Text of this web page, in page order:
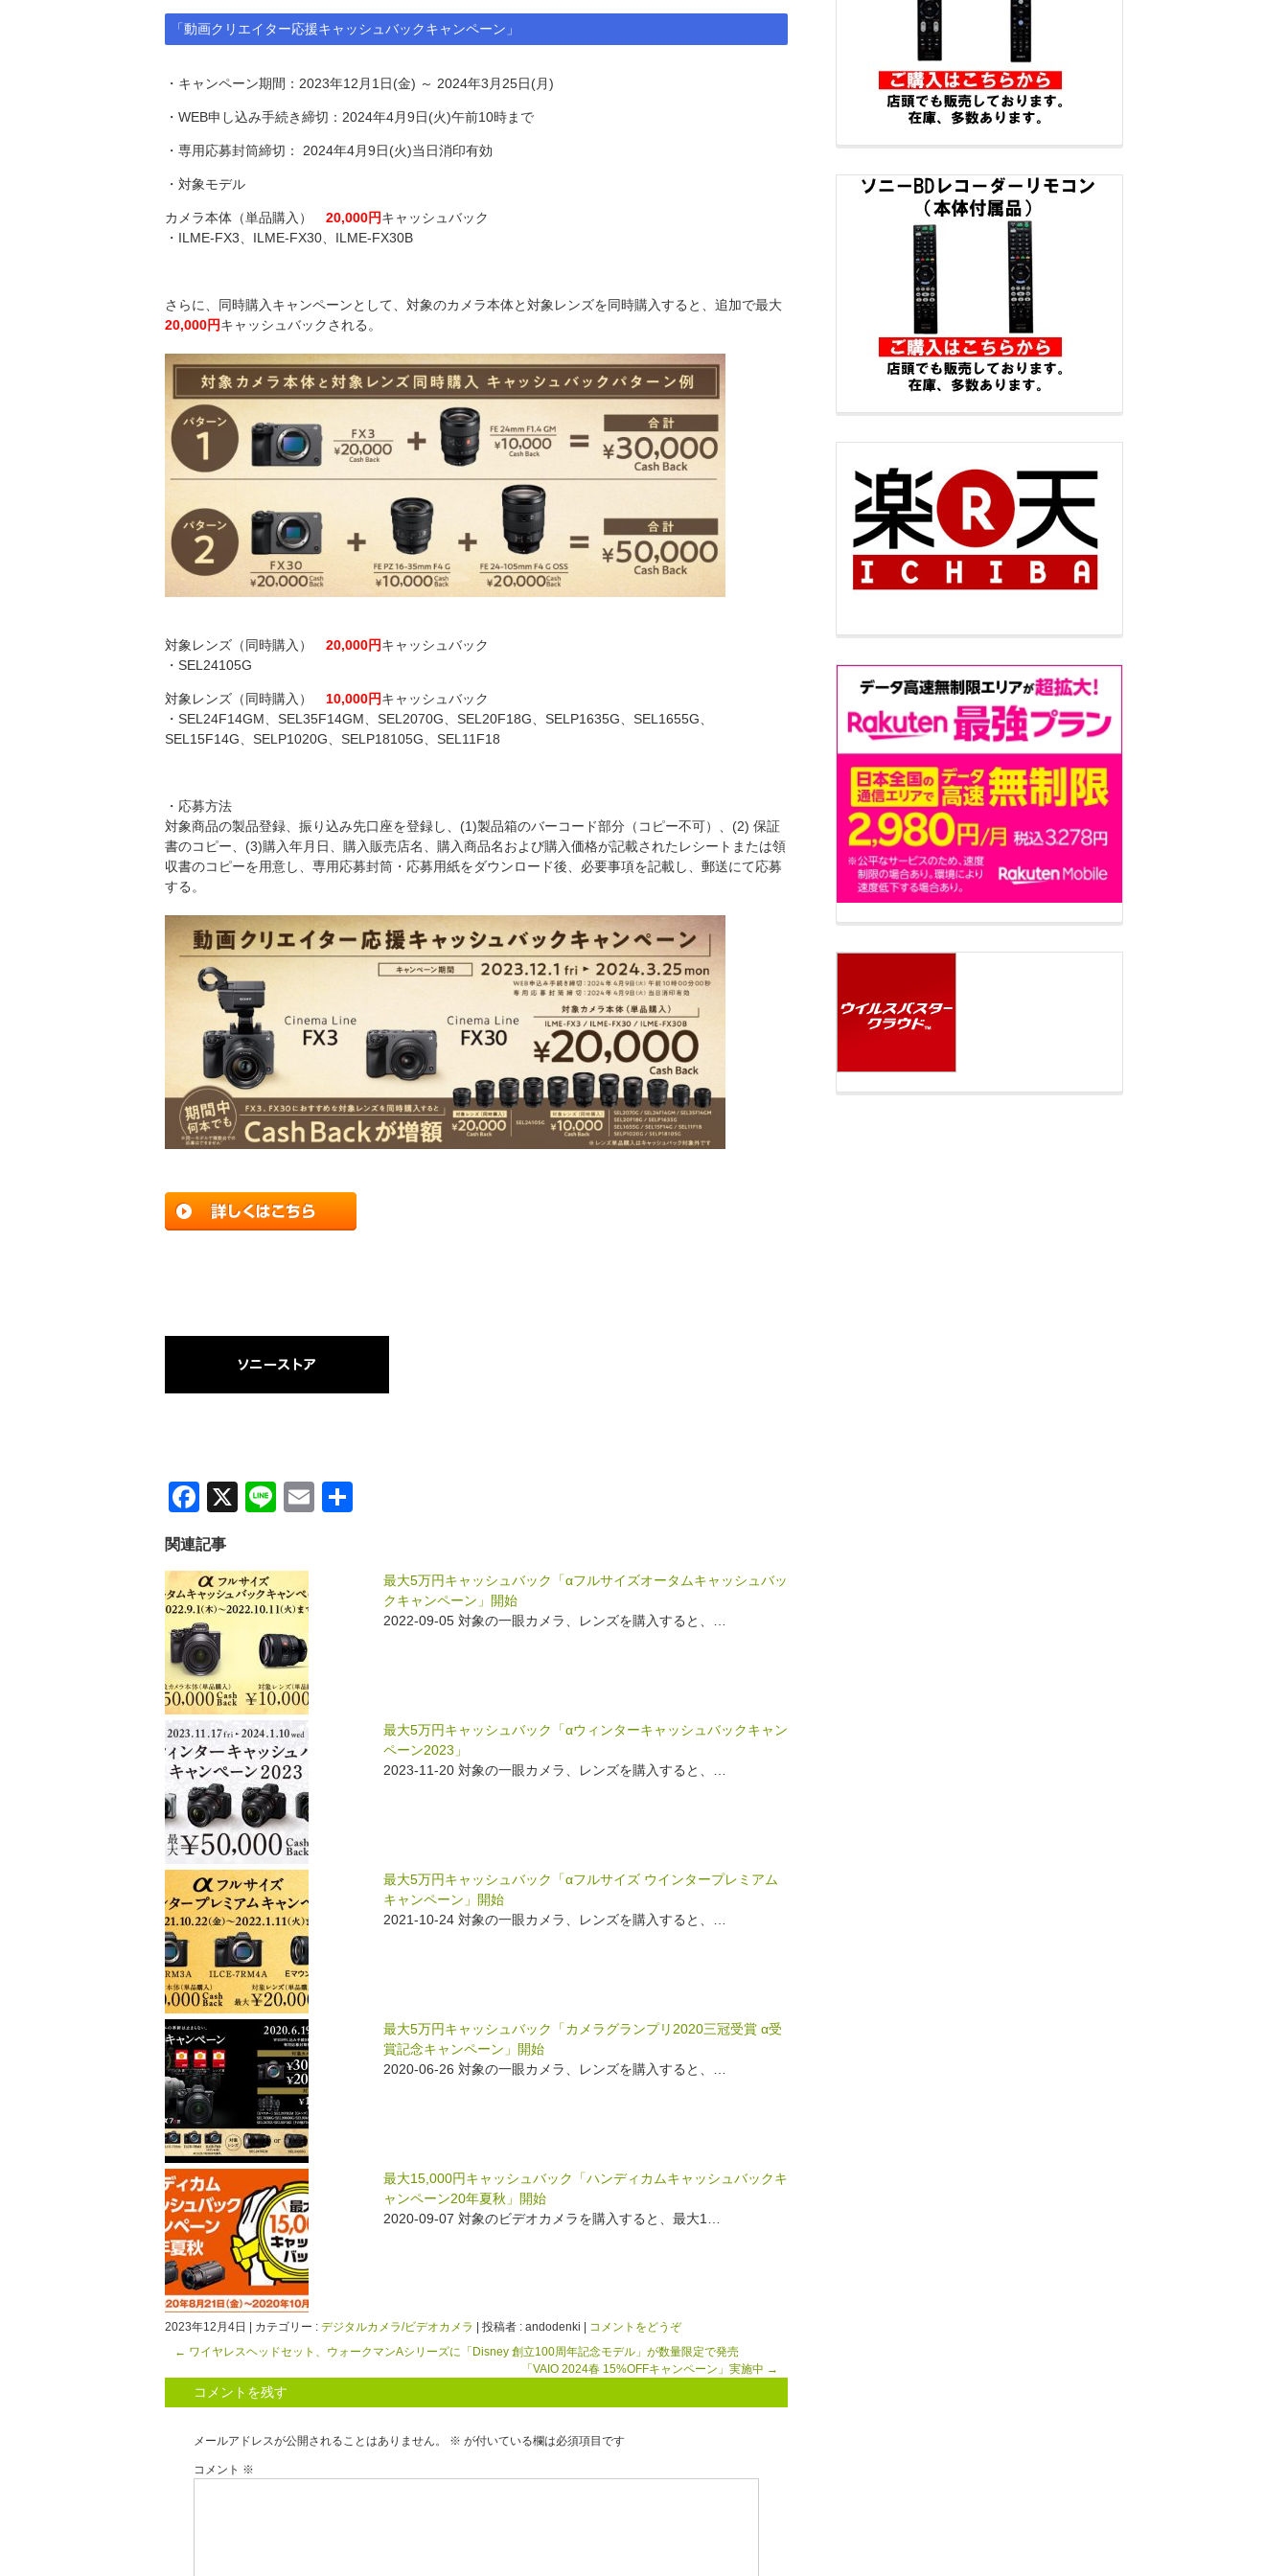
「動画クリエイター応援キャッシュバックキャンペーン」
・キャンペーン期間：2023年12月1日(金) ～ 2024年3月25日(月)
・WEB申し込み手続き締切：2024年4月9日(火)午前10時まで
・専用応募封筒締切： 2024年4月9日(火)当日消印有効
・対象モデル
カメラ本体（単品購入） 20,000円キャッシュバック
・ILME-FX3、ILME-FX30、ILME-FX30B
さらに、同時購入キャンペーンとして、対象のカメラ本体と対象レンズを同時購入すると、追加で最大
20,000円キャッシュバックされる。
対象レンズ（同時購入） 20,000円キャッシュバック
・SEL24105G
対象レンズ（同時購入） 10,000円キャッシュバック
・SEL24F14GM、SEL35F14GM、SEL2070G、SEL20F18G、SELP1635G、SEL1655G、
SEL15F14G、SELP1020G、SELP18105G、SEL11F18
・応募方法
対象商品の製品登録、振り込み先口座を登録し、(1)製品箱のバーコード部分（コピー不可）、(2) 保証
書のコピー、(3)購入年月日、購入販売店名、購入商品名および購入価格が記載されたレシートまたは領
収書のコピーを用意し、専用応募封筒・応募用紙をダウンロード後、必要事項を記載し、郵送にて応募
する。
F
c
e
b
o
o
k
X
Li
E
関連記事
最大5万円キャッシュバック「αフルサイズオータムキャッシュバッ
クキャンペーン」開始
2022-09-05 対象の一眼カメラ、レンズを購入すると、…
最大5万円キャッシュバック「αウィンターキャッシュバックキャン
ペーン2023」
2023-11-20 対象の一眼カメラ、レンズを購入すると、…
最大5万円キャッシュバック「αフルサイズ ウインタープレミアム
キャンペーン」開始
2021-10-24 対象の一眼カメラ、レンズを購入すると、…
最大5万円キャッシュバック「カメラグランプリ2020三冠受賞 α受
賞記念キャンペーン」開始
2020-06-26 対象の一眼カメラ、レンズを購入すると、…
最大15,000円キャッシュバック「ハンディカムキャッシュバックキ
ャンペーン20年夏秋」開始
2020-09-07 対象のビデオカメラを購入すると、最大1…
2023年12月4日 カテゴリー : デジタルカメラ/ビデオカメラ 投稿者 : andodenki
コメントをどうぞ
← ワイヤレスヘッドセット、ウォークマンAシリーズに「Disney 創立100周年記念モデル」が数量限定で発売
「VAIO 2024春 15%OFFキャンペーン」実施中 →
コメントを残す
メールアドレスが公開されることはありません。 ※ が付いている欄は必須項目です
コメント ※